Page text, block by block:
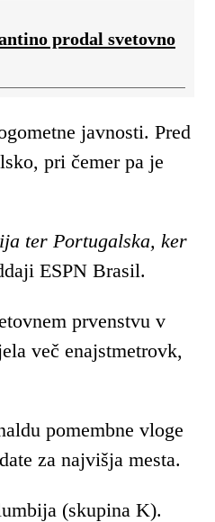
prodal svetovno
javnosti. Pred
pri čemer pa je
ter Portugalska, ker
ESPN Brasil.
prvenstvu v
več enajstmetrovk,
pomembne vloge
za najvišja mesta.
(skupina K).